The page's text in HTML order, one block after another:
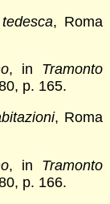
, Roma
, in Tramonto
p. 165.
, Roma
, in Tramonto
p. 166.